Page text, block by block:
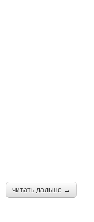
читать дальше →